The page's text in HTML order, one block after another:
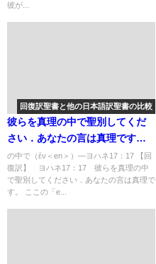
彼が...
回復訳聖書と他の日本語訳聖書の比較
彼らを真理の中で聖別してくだ
さい．あなたの言は真理です：
回復訳聖書と他の日本語訳との
比較(122)
の中で（ἐν＜en＞）―ヨハネ17：17 【回
復訳】 ヨハネ17：17 彼らを真理の中
で聖別してください．あなたの言は真理で
す。 ここの「e...